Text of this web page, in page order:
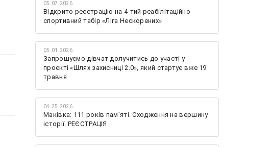
05.07.2026
Відкрито реєстрацію на 4-тий реабілітаційно-
спортивний табір «Ліга Нескорених»
05.01.2026
Запрошуємо дівчат долучитись до участі у
проєкті «Шлях захисниці 2.0», який стартує вже 19
травня
04.25.2026
Маківка: 111 років пам’яті. Сходження на вершину
історії. РЕЄСТРАЦІЯ